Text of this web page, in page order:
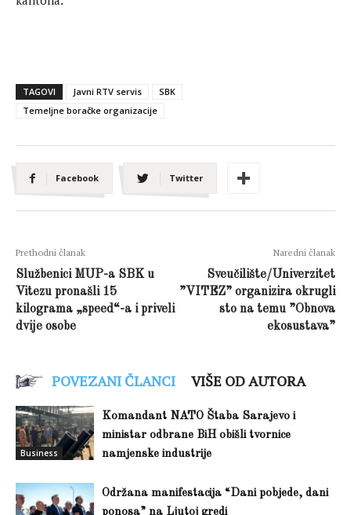
TAGOVI Javni RTV servis
SBK
Temeljne boračke organizacije
Facebook Twitter
Prethodni članak
Službenici MUP-a SBK u
Vitezu pronašli 15
kilograma „speed“-a i priveli
dvije osobe
Naredni članak
Sveučilište/Univerzitet
”VITEZ” organizira okrugli
sto na temu ”Obnova
ekosustava”
POVEZANI ČLANCI VIŠE OD AUTORA
Business
Komandant NATO Štaba Sarajevo i
ministar odbrane BiH obišli tvornice
namjenske industrije
Održana manifestacija “Dani pobjede, dani
ponosa” na Ljutoj gredi